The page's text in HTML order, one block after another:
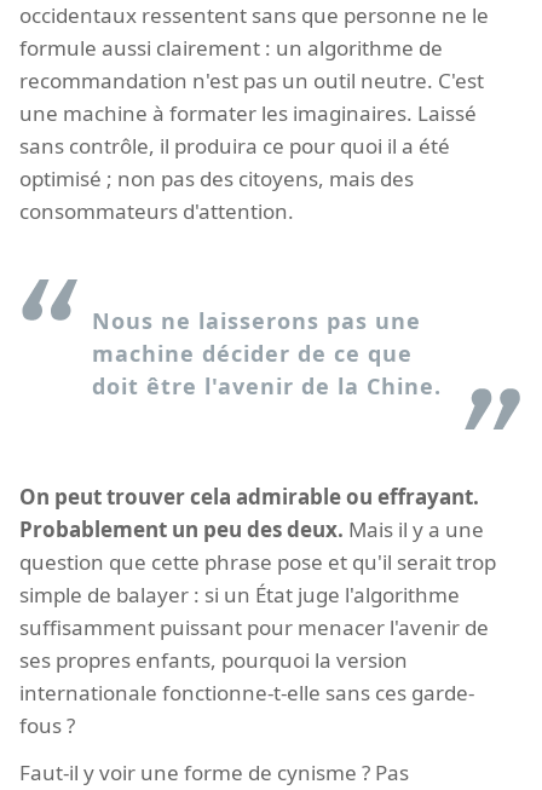
occidentaux ressentent sans que personne ne le
formule aussi clairement : un algorithme de
recommandation n'est pas un outil neutre. C'est
une machine à formater les imaginaires. Laissé
sans contrôle, il produira ce pour quoi il a été
optimisé ; non pas des citoyens, mais des
consommateurs d'attention.
Nous ne laisserons pas une
machine décider de ce que
doit être l'avenir de la Chine.
On peut trouver cela admirable ou effrayant.
Probablement un peu des deux. Mais il y a une
question que cette phrase pose et qu'il serait trop
simple de balayer : si un État juge l'algorithme
suffisamment puissant pour menacer l'avenir de
ses propres enfants, pourquoi la version
internationale fonctionne-t-elle sans ces garde-
fous ?
Faut-il y voir une forme de cynisme ? Pas